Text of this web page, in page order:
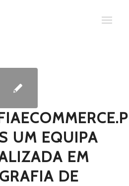
UM EQUIPA
EM
DE